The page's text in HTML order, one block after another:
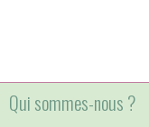
Qui sommes-nous ?